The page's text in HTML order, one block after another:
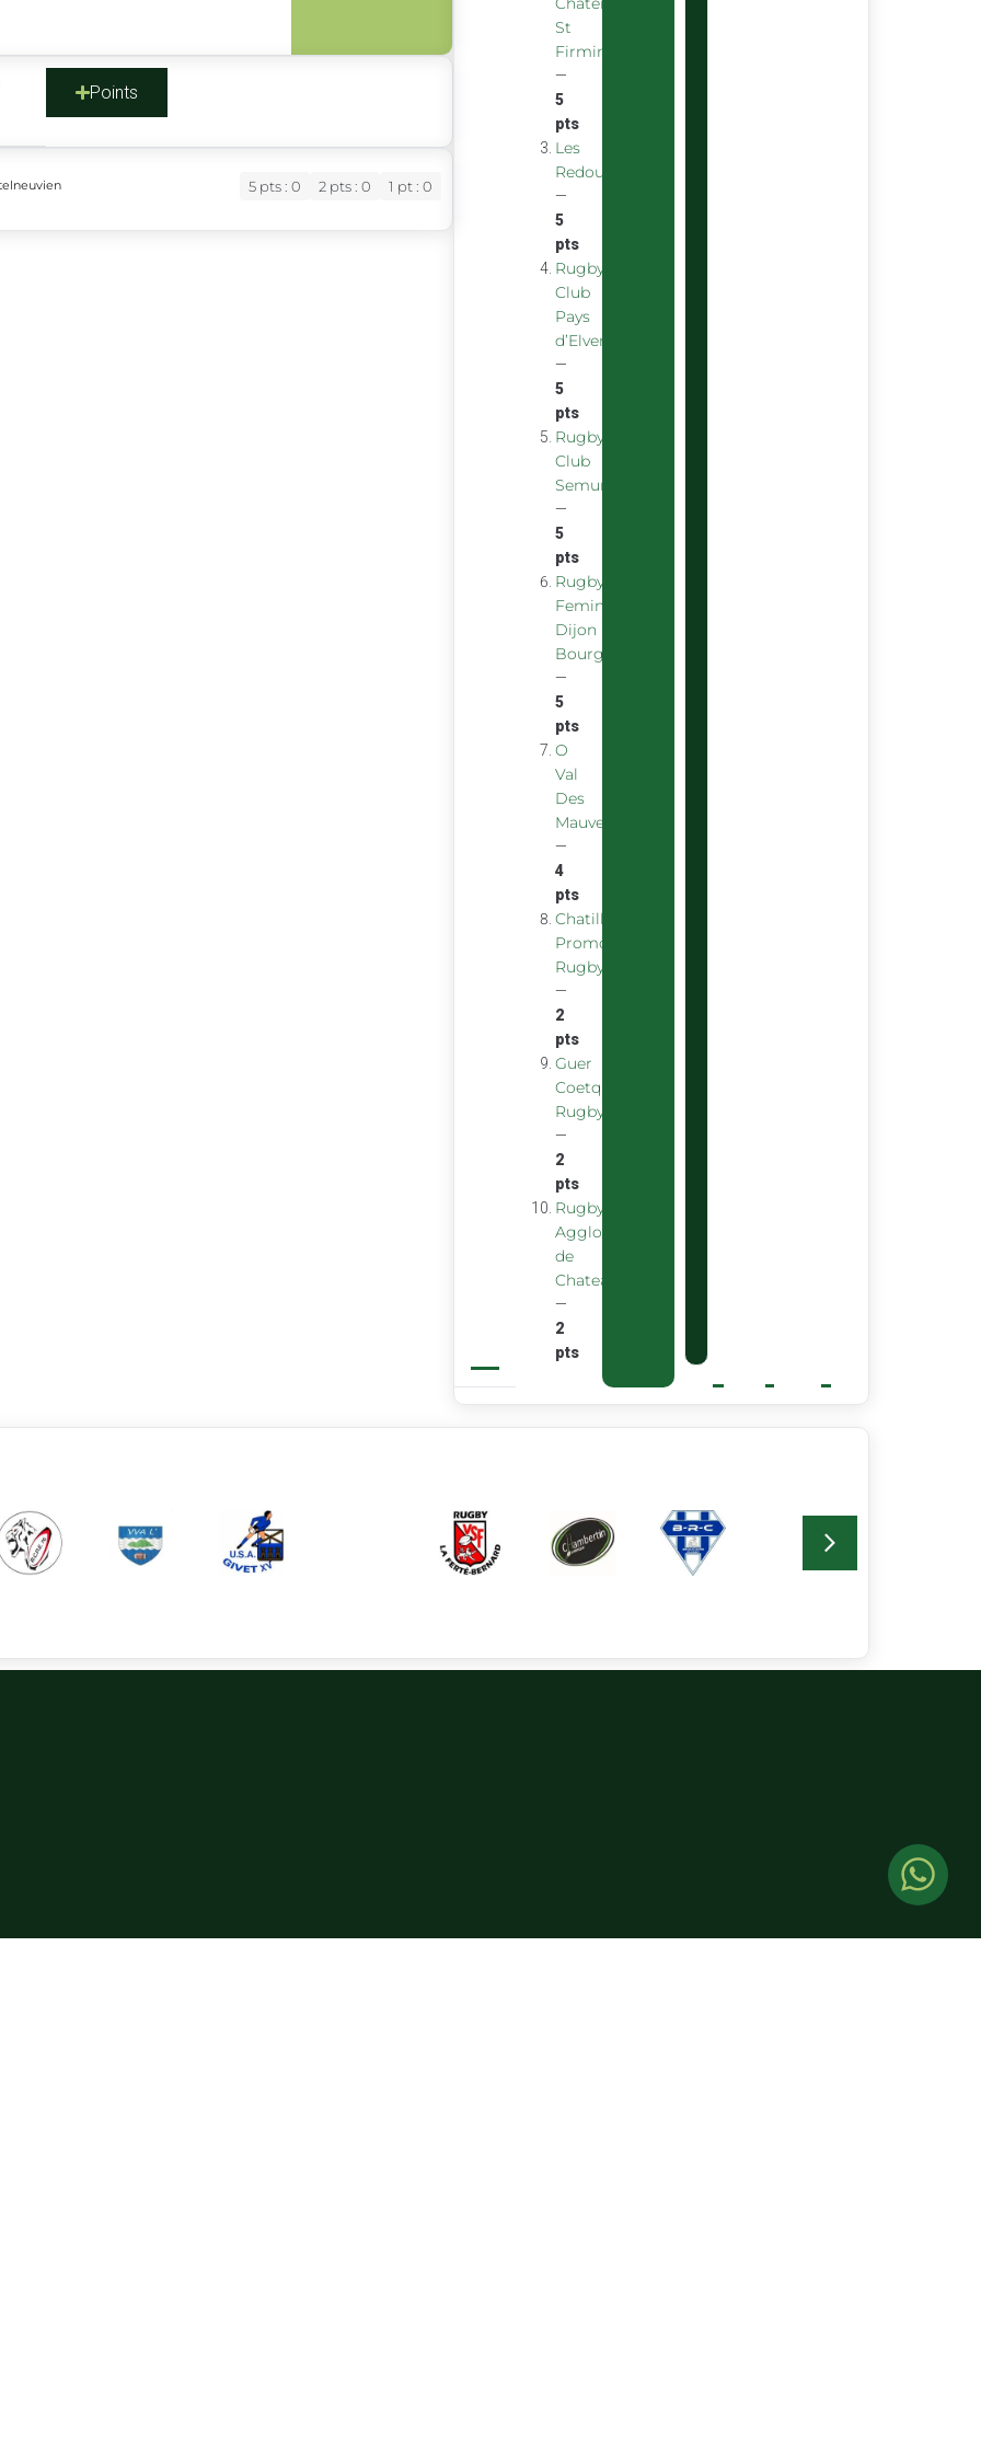
Points
5 pts : 0 2 pts : 0 1 pt : 0
St
Firmin
—
5
pts
Les
Redoubstables
—
5
pts
Rugby
Club
Pays
d’Elven
—
5
pts
Rugby
Club
Semurois
—
5
pts
Rugby
Feminin
Dijon
Bourgogne
—
5
pts
O
Val
Des
Mauves
—
4
pts
Chatillon
Promotion
Rugby
—
2
pts
Guer
Coetquidan
Rugby
—
2
pts
Rugby
Agglomeration
de
Chateaubourg
—
2
pts